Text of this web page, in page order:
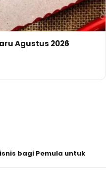
Agustus 2026
bagi Pemula untuk